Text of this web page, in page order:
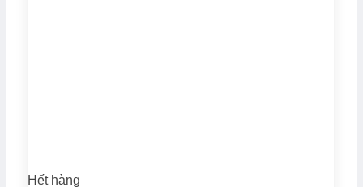
Hết hàng